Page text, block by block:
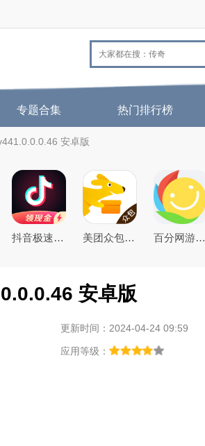
专题合集 热门排行榜
安卓版
抖音极速版免费下载2026最新版 美团众包app 百分网游戏盒子下载2026新版
安卓版
更新时间：2024-04-24 09:59
应用等级：